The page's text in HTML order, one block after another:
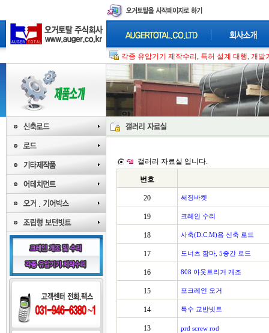
각종 유압기기 제작수리, 특허 설계 대행, 개
갤러리 자료실 입니다.
번호
20 써징바켓
19 크레인 수리
18 사축(D.C.M)용 신축 로드
17 도너츠 함마, 5중간 로드
16 808 아웃트리거 개조
15 포크레인 오거
14 특수 교반빗트
13 prd screw rod